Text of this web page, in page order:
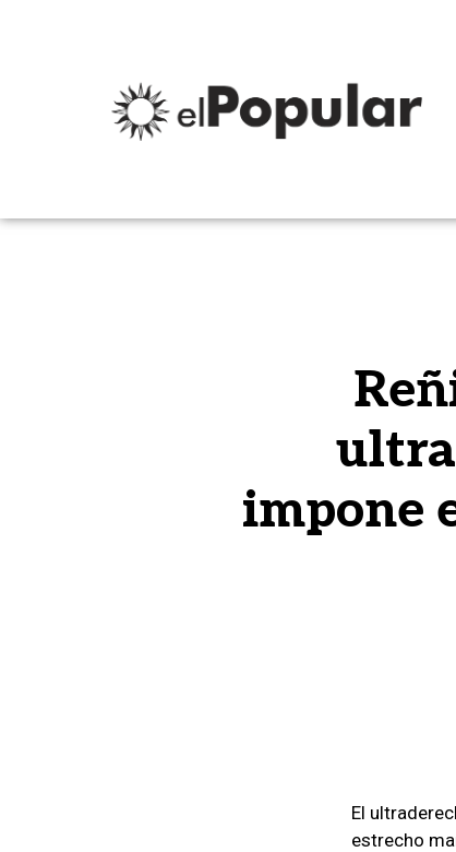
impone
El
estrecho